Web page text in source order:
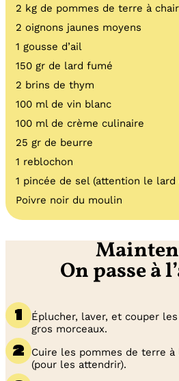
2 kg de pommes de terre à
2 oignons jaunes moyens
1 gousse d’ail
150 gr de lard fumé
2 brins de thym
100 ml de vin blanc
100 ml de crème culinaire
25 gr de beurre
1 reblochon
1 pincée de sel (attention le
Poivre noir du moulin
On passe à
Éplucher, laver, et couper
gros morceaux.
Cuire les pommes de terre à
(pour les attendrir).